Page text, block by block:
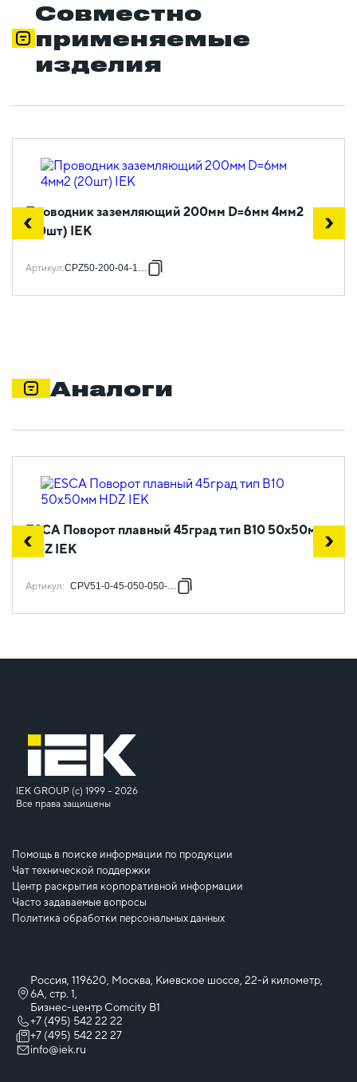
Совместно
применяемые
изделия
Проводник заземляющий 200мм D=6мм 4мм2
(20шт) IEK
Артикул:CPZ50-200-04-1-06
Аналоги
ESCA Поворот плавный 45град тип В10 50х50мм
HDZ IEK
Артикул: CPV51-0-45-050-050-HDZ
IEK GROUP (c) 1999 – 2026
Все права защищены
Помощь в поиске информации по продукции
Чат технической поддержки
Центр раскрытия корпоративной информации
Часто задаваемые вопросы
Политика обработки персональных данных
Россия, 119620, Москва, Киевское шоссе, 22-й километр,
6А, стр. 1,
Бизнес-центр Comcity B1
+7 (495) 542 22 22
+7 (495) 542 22 27
info@iek.ru